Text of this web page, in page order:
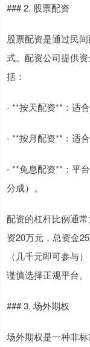
### 2. 股票配资
股票配资是通过民
式。配资公司提供
括：
- **按天配资**：适
- **按月配资**：适
- **免息配资**：平
分成）。
配资的杠杆比例通
资20万元，总资金
（几千元即可参与
谨慎选择正规平台。
### 3. 场外期权
场外期权是一种非